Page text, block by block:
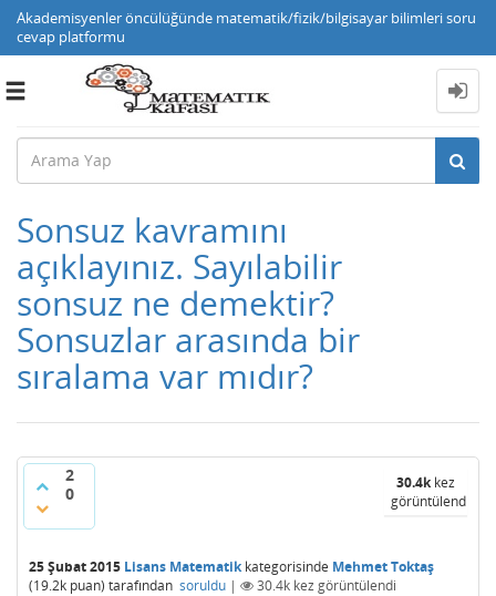
Akademisyenler öncülüğünde matematik/fizik/bilgisayar bilimleri soru
cevap platformu
Toggle
Sonsuz kavramını
açıklayınız. Sayılabilir
sonsuz ne demektir?
Sonsuzlar arasında bir
sıralama var mıdır?
2
0
30.4kkez
görüntülendi
25 Şubat 2015 Lisans Matematikkategorisinde Mehmet Toktaş
(19.2k puan) tarafından soruldu | 30.4k kez görüntülendi